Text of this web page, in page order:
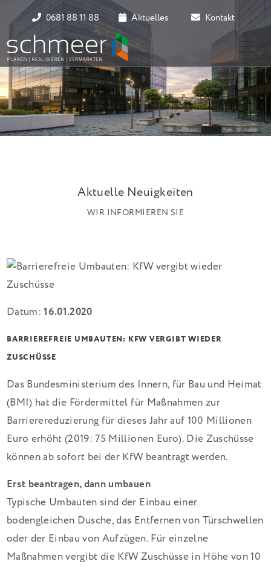
0681 88 11 88 Aktuelles Kontakt
Aktuelle Neuigkeiten
WIR INFORMIEREN SIE
Datum:16.01.2020
BARRIEREFREIE UMBAUTEN: KFW VERGIBT WIEDER
ZUSCHÜSSE
Das Bundesministerium des Innern, für Bau und Heimat
(BMI) hat die Fördermittel für Maßnahmen zur
Barrierereduzierung für dieses Jahr auf 100 Millionen
Euro erhöht (2019: 75 Millionen Euro). Die Zuschüsse
können ab sofort bei der KfW beantragt werden.
Erst beantragen, dann umbauen
Typische Umbauten sind der Einbau einer
bodengleichen Dusche, das Entfernen von Türschwellen
oder der Einbau von Aufzügen. Für einzelne
Maßnahmen vergibt die KfW Zuschüsse in Höhe von 10